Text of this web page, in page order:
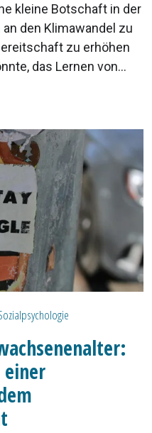
kleine Botschaft in der
den Klimawandel zu
zu erhöhen
das Lernen von...
einer